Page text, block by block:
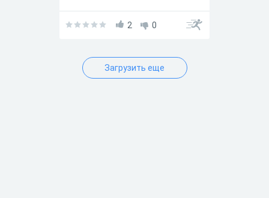
колебательный контур
параллельном –
параллельным
2 0
Загрузить еще